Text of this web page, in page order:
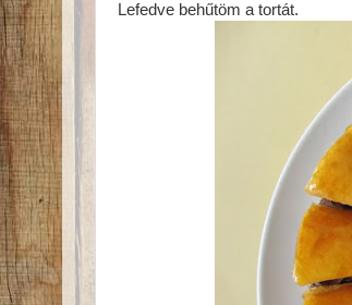
Lefedve behűtöm a tortát.